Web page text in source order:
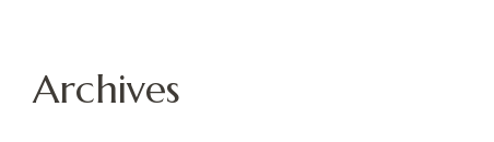
Archives